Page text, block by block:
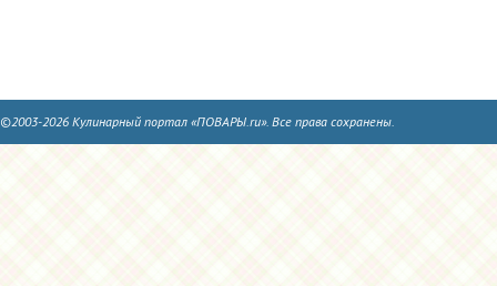
©2003-2026 Кулинарный портал «ПОВАРЫ.ru». Все права сохранены.